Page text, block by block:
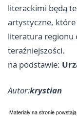
literackimi będą
artystyczne,
literatura regionu
teraźniejszości.
na podstawie:
Autor:krystian